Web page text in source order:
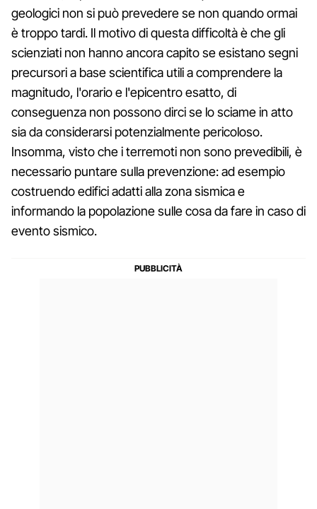
geologici non si può prevedere se non quando ormai
è troppo tardi. Il motivo di questa difficoltà è che gli
scienziati non hanno ancora capito se esistano segni
precursori a base scientifica utili a comprendere la
magnitudo, l'orario e l'epicentro esatto, di
conseguenza non possono dirci se lo sciame in atto
sia da considerarsi potenzialmente pericoloso.
Insomma, visto che i terremoti non sono prevedibili, è
necessario puntare sulla prevenzione: ad esempio
costruendo edifici adatti alla zona sismica e
informando la popolazione sulle cosa da fare in caso di
evento sismico.